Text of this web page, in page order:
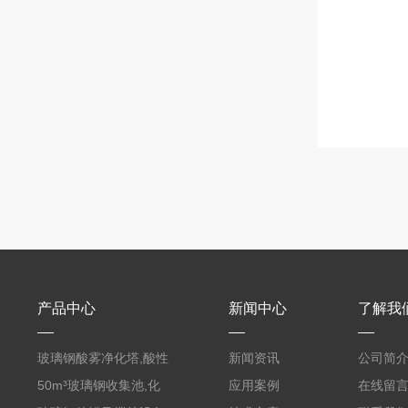
产品中心
玻璃钢酸雾净化塔,酸性
废气洗涤塔处理工艺
50m³玻璃钢收集池,化
新闻中心
新闻资讯
应用案例
了解我
公司简介
在线留言